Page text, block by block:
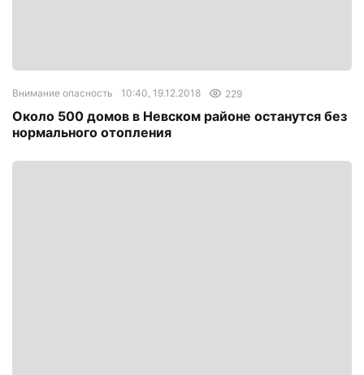
Внимание опасность 10:40, 19.12.2018 229
Около 500 домов в Невском районе останутся без
нормального отопления